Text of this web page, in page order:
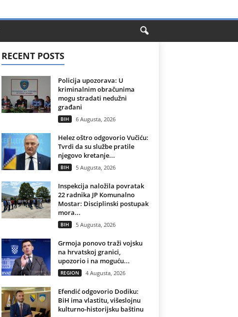
RECENT POSTS
Policija upozorava: U
kriminalnim obračunima
mogu stradati nedužni
građani
BIH 6 Augusta, 2026
Helez oštro odgovorio Vučiću:
Tvrdi da su službe pratile
njegovo kretanje...
BIH 5 Augusta, 2026
Inspekcija naložila povratak
22 radnika JP Komunalno
Mostar: Disciplinski postupak
mora...
BIH 5 Augusta, 2026
Grmoja ponovo traži vojsku
na hrvatskoj granici,
upozorio i na moguću...
REGION 4 Augusta, 2026
Efendić odgovorio Dodiku:
BiH ima vlastitu, višeslojnu
kulturno-historijsku baštinu